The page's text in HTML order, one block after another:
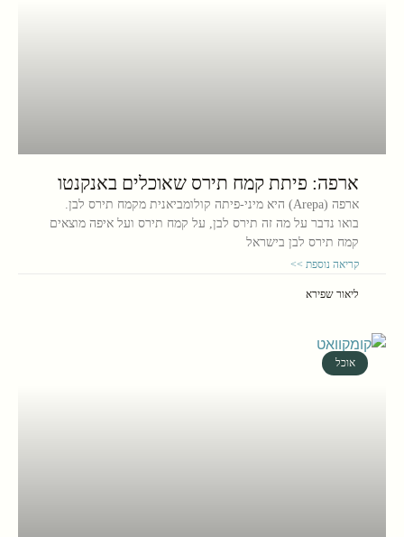
ארפה: פיתת קמח תירס שאוכלים באנקנטו
ארפה (Arepa) היא מיני-פיתה קולומביאנית מקמח תירס לבן.
בואו נדבר על מה זה תירס לבן, על קמח תירס ועל איפה מוצאים
קמח תירס לבן בישראל
קריאה נוספת >>
ליאור שפירא
אוכל